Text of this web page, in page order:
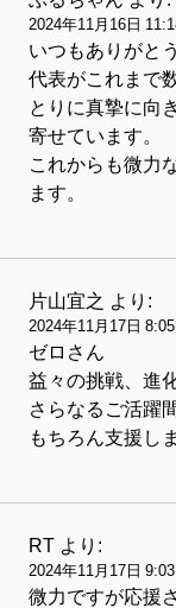
2024年11月16日
いつもありがと
代表がこれまで
とりに真摯に向
寄せています。
これからも微力
ます。
片山宜之 より:
2024年11月17日 8:05
ゼロさん
益々の挑戦、進
さらなるご活躍
もちろん支援し
RT より:
2024年11月17日 9:03
微力ですが応援